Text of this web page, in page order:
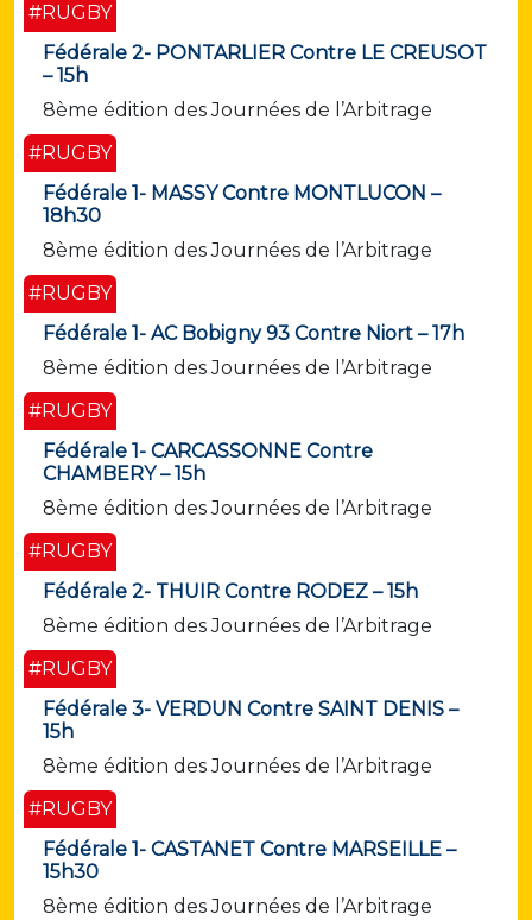
#RUGBY
Fédérale 2- PONTARLIER Contre LE CREUSOT
– 15h
8ème édition des Journées de l’Arbitrage
#RUGBY
Fédérale 1- MASSY Contre MONTLUCON –
18h30
8ème édition des Journées de l’Arbitrage
#RUGBY
Fédérale 1- AC Bobigny 93 Contre Niort – 17h
8ème édition des Journées de l’Arbitrage
#RUGBY
Fédérale 1- CARCASSONNE Contre
CHAMBERY – 15h
8ème édition des Journées de l’Arbitrage
#RUGBY
Fédérale 2- THUIR Contre RODEZ – 15h
8ème édition des Journées de l’Arbitrage
#RUGBY
Fédérale 3- VERDUN Contre SAINT DENIS –
15h
8ème édition des Journées de l’Arbitrage
#RUGBY
Fédérale 1- CASTANET Contre MARSEILLE –
15h30
8ème édition des Journées de l’Arbitrage